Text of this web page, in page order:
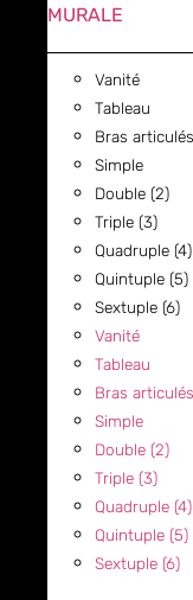
MURALE
Vanité
Tableau
Bras articulés
Simple
Double (2)
Triple (3)
Quadruple (4)
Quintuple (5)
Sextuple (6)
Vanité
Tableau
Bras articulés
Simple
Double (2)
Triple (3)
Quadruple (4)
Quintuple (5)
Sextuple (6)